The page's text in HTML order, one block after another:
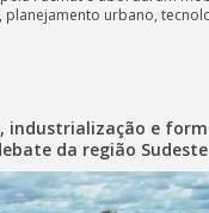
urbano,
industrialização e
da região Sudeste